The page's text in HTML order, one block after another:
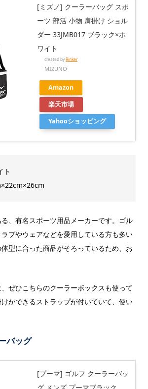
[ミズノ] クーラーバッグ スポ
ーツ 部活 小物 肩掛け ショル
ダー 33JMB017 ブラック×ホ
ワイト
created byRinker
MIZUNO
Amazon
楽天市場
Yahooショッピング
ト
、有名スポーツ用品メーカーです。ゴル
ブやウェアなどを愛用している方も多い
型に合った商品がそろっているため、お
ぜひこちらのクーラーボックスも使って
ができるストラップが付いていて、使い
バッグ
[プーマ] ゴルフ クーラーバッ
グ メンズ プーマブラック